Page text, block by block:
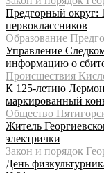
Предгорный округ:
первоклассников
Образование
Управление
информацию о
Происшествия
К 125-летию
маркированный
Общество
Житель
электрички
Закон и порядок
День